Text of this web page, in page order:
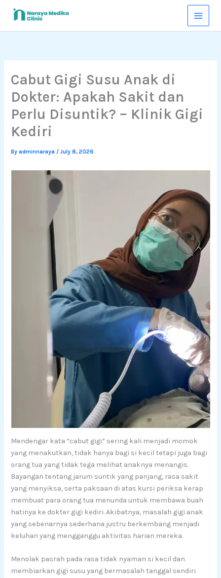
Cabut Gigi Susu Anak di
Dokter: Apakah Sakit dan
Perlu Disuntik? – Klinik Gigi
Kediri
Byadminnaraya /July 8, 2026
Mendengar kata “cabut gigi” sering kali menjadi momok
yang menakutkan, tidak hanya bagi si kecil tetapi juga bagi
orang tua yang tidak tega melihat anaknya menangis.
Bayangan tentang jarum suntik yang panjang, rasa sakit
yang menyiksa, serta paksaan di atas kursi periksa kerap
membuat para orang tua menunda untuk membawa buah
hatinya ke dokter gigi kediri. Akibatnya, masalah gigi anak
yang sebenarnya sederhana justru berkembang menjadi
keluhan yang mengganggu aktivitas harian mereka.
Menolak pasrah pada rasa tidak nyaman si kecil dan
membiarkan gigi susu yang bermasalah tanggal sendiri